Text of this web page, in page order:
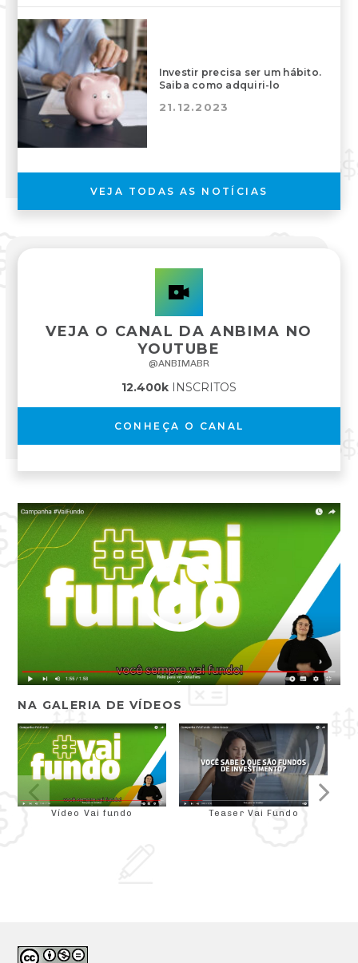
Investir precisa ser um hábito.
Saiba como adquiri-lo
21.12.2023
VEJA TODAS AS NOTÍCIAS
VEJA O CANAL DAANBIMA NO
YOUTUBE
@ANBIMABR
12.400k INSCRITOS
CONHEÇA O CANAL
NA GALERIA DE VÍDEOS
Vídeo Vai fundo Teaser Vai Fundo